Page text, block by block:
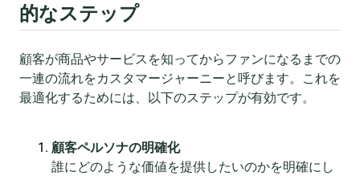
的なステップ
顧客が商品やサービスを知ってからファンになるまでの
一連の流れをカスタマージャーニーと呼びます。これを
最適化するためには、以下のステップが有効です。
顧客ペルソナの明確化
誰にどのような価値を提供したいのかを明確にし